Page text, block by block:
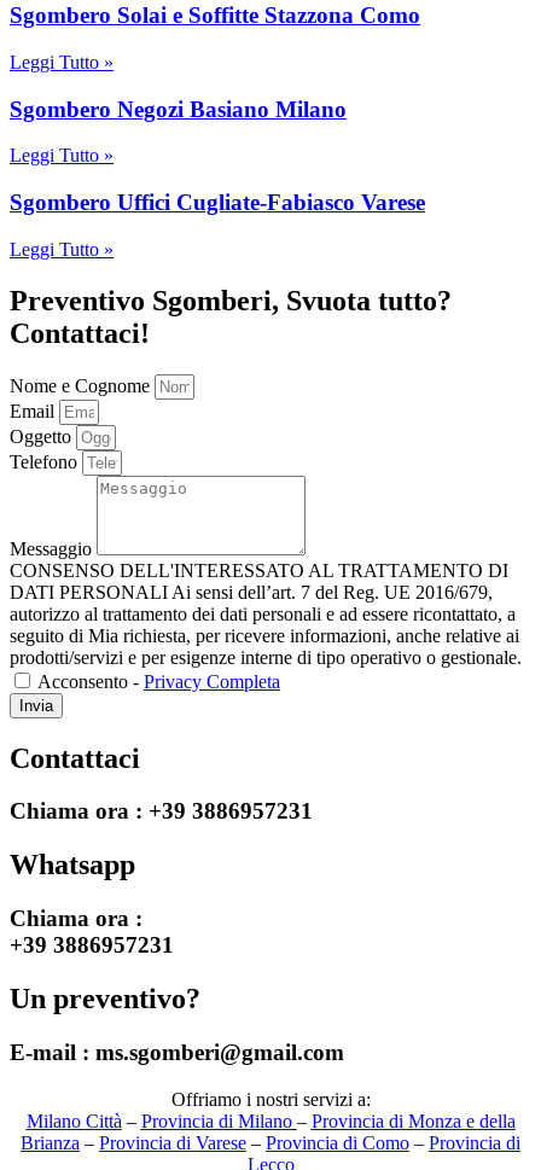
Sgombero Solai e Soffitte Stazzona Como
Leggi Tutto »
Sgombero Negozi Basiano Milano
Leggi Tutto »
Sgombero Uffici Cugliate-Fabiasco Varese
Leggi Tutto »
Preventivo Sgomberi, Svuota tutto?
Contattaci!
Nome e Cognome
Email
Oggetto
Telefono
Messaggio
CONSENSO DELL'INTERESSATO AL TRATTAMENTO DI
DATI PERSONALI Ai sensi dell’art. 7 del Reg. UE 2016/679,
autorizzo al trattamento dei dati personali e ad essere ricontattato, a
seguito di Mia richiesta, per ricevere informazioni, anche relative ai
prodotti/servizi e per esigenze interne di tipo operativo o gestionale.
Acconsento - Privacy Completa
Invia
Contattaci
Chiama ora : +39 3886957231
Whatsapp
Chiama ora :
+39 3886957231
Un preventivo?
E-mail : ms.sgomberi@gmail.com
Offriamo i nostri servizi a:
Milano Città – Provincia di Milano – Provincia di Monza e della
Brianza – Provincia di Varese – Provincia di Como – Provincia di
Lecco